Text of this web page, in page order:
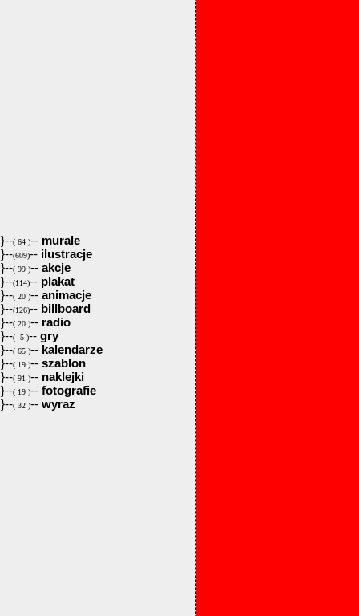
}--( 64 )-- murale
}--(609)-- ilustracje
}--( 99 )-- akcje
}--(114)-- plakat
}--( 20 )-- animacje
}--(126)-- billboard
}--( 20 )-- radio
}--( 5 )-- gry
}--( 65 )-- kalendarze
}--( 19 )-- szablon
}--( 91 )-- naklejki
}--( 19 )-- fotografie
}--( 32 )-- wyraz